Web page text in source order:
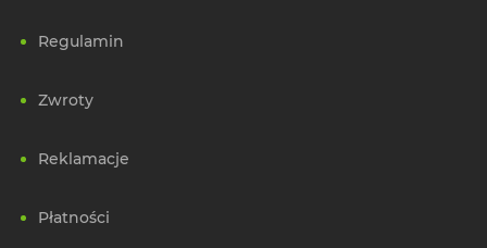
Regulamin
Zwroty
Reklamacje
Płatności